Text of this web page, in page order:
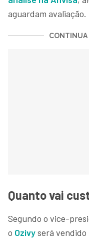
aguardam avaliação.
CONTINUA
Quanto vai
Segundo o vice-
o Ozivyserá